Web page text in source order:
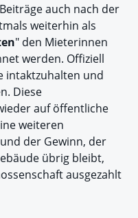
auch nach der
weiterhin als
" den Mieterinnen
werden. Offiziell
intaktzuhalten und
Diese
auf öffentliche
weiteren
der Gewinn, der
übrig bleibt,
ausgezahlt